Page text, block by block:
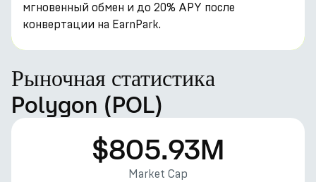
мгновенный обмен и до 20% APY после
конвертации на EarnPark.
Рыночная статистика
Polygon (POL)
$805.93M
Market Cap